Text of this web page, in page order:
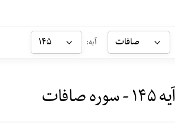
صافات آیه: ۱۴۵
- سوره صافات